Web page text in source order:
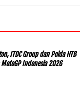
ITDC Group dan Polda NTB
Indonesia 2026